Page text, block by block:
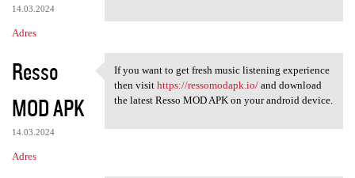
14.03.2024
Adres
Resso
MOD APK
14.03.2024
Adres
If you want to get fresh
If you want to get fresh music listening experience
then visit https://ressomodapk.io/and download
the latest Resso MOD APK on your android device.